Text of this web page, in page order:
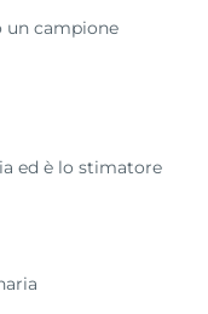
un campione
ed è lo stimatore